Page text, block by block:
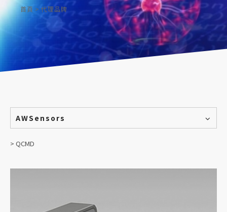
首頁 > 代理品牌
AWSensors
> QCMD